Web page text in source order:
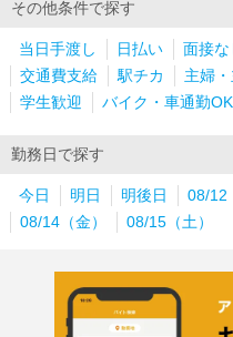
その他条件で探す
当日手渡し 日払い 面接な
交通費支給
駅チカ 主婦
学生歓迎
バイク・車通勤OK
勤務日で探す
今日 明日 明後日 08/12
08/14（金）
08/15（土）